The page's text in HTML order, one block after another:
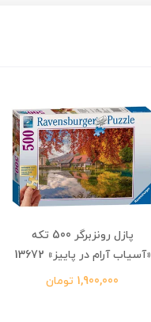
پازل رونزبرگر 500 تکه
«آسیاب آرام در پاییز» 13672
1,900,000 تومان